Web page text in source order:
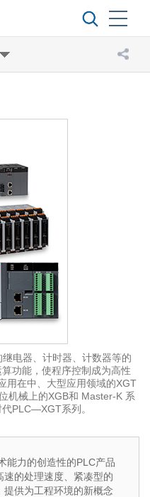
电器、计时器、计数器等的
功能，使程序控制成为高性
用在中、大型应用领域的XGT
机械上的XGB和 Master-K 系
PLC—XGT系列。
能力的创造性的PLC产品
的处理速度、紧凑型的
提供为工程环境的新概念